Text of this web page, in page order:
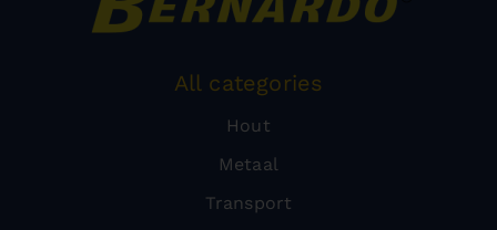
All categories
Hout
Metaal
Transport